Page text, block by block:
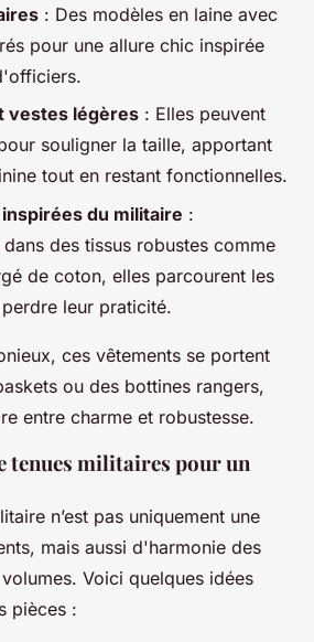
: Des modèles en laine avec
pour une allure chic inspirée
vestes légères : Elles peuvent
souligner la taille, apportant
tout en restant fonctionnelles.
du militaire :
des tissus robustes comme
de coton, elles parcourent les
leur praticité.
ces vêtements se portent
ou des bottines rangers,
entre charme et robustesse.
tenues militaires pour un
n’est pas uniquement une
mais aussi d'harmonie des
Voici quelques idées
pièces :